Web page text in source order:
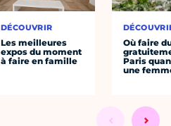
DÉCOUVRIR
Les meilleures
expos du moment
à faire en famille
Où faire
Paris
une